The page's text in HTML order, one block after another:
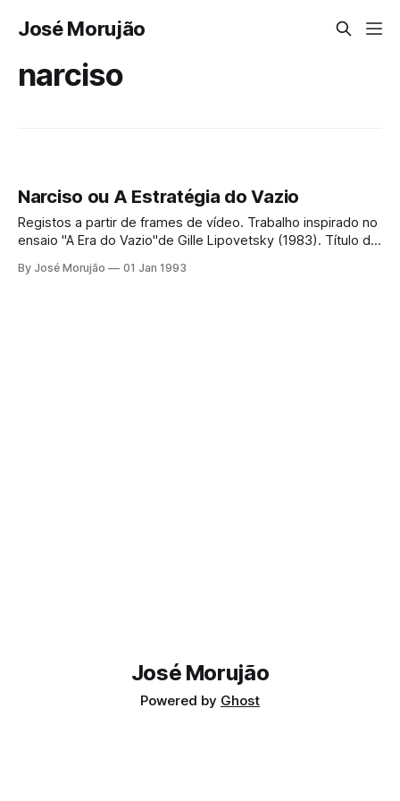
José Morujão
narciso
Narciso ou A Estratégia do Vazio
Registos a partir de frames de vídeo. Trabalho inspirado no
ensaio "A Era do Vazio"de Gille Lipovetsky (1983). Título da
mitológica Narciso que, segundo alguns autores, simboliza
By José Morujão 01 Jan 1993
José Morujão
Powered by Ghost